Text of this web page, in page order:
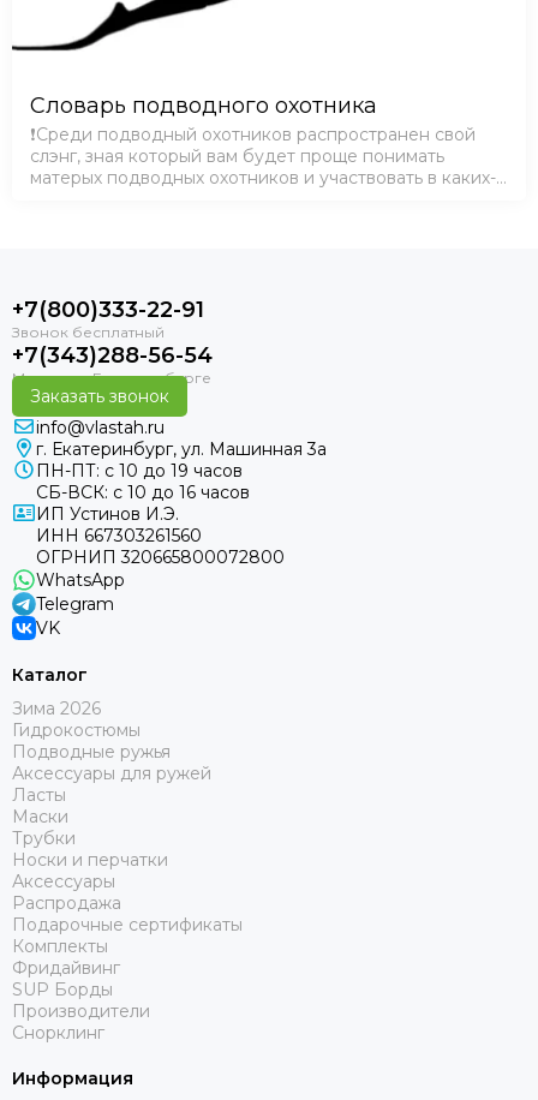
Словарь подводного охотника
❗Среди подводный охотников распространен свой
слэнг, зная который вам будет проще понимать
матерых подводных охотников и участвовать в каких-
+7(800)333-22-91
+7(343)288-56-54
Заказать звонок
info@vlastah.ru
г. Екатеринбург, ул. Машинная 3а
ПН-ПТ: с 10 до 19 часов
СБ-ВСК: с 10 до 16 часов
ИП Устинов И.Э.
ИНН 667303261560
ОГРНИП 320665800072800
WhatsApp
Telegram
VK
Каталог
Зима 2026
Гидрокостюмы
Подводные ружья
Аксессуары для ружей
Ласты
Маски
Трубки
Носки и перчатки
Аксессуары
Распродажа
Подарочные сертификаты
Комплекты
Фридайвинг
SUP Борды
Производители
Снорклинг
Информация